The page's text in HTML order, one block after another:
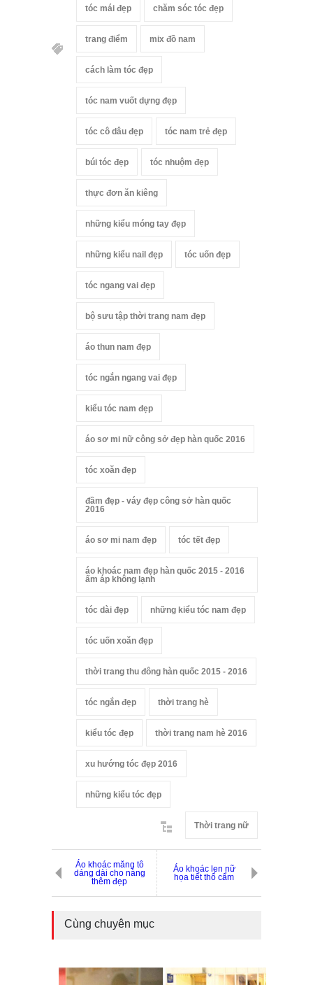
tóc mái đẹp chăm sóc tóc đẹp
trang điểm mix đồ nam
cách làm tóc đẹp
tóc nam vuốt dựng đẹp
tóc cô dâu đẹp tóc nam trẻ đẹp
búi tóc đẹp tóc nhuộm đẹp
thực đơn ăn kiêng
những kiểu móng tay đẹp
những kiểu nail đẹp tóc uốn đẹp
tóc ngang vai đẹp
bộ sưu tập thời trang nam đẹp
áo thun nam đẹp
tóc ngắn ngang vai đẹp
kiểu tóc nam đẹp
áo sơ mi nữ công sở đẹp hàn quốc 2016
tóc xoăn đẹp
đầm đẹp - váy đẹp công sở hàn quốc
2016
áo sơ mi nam đẹp tóc tết đẹp
áo khoác nam đẹp hàn quốc 2015 - 2016
ấm áp không lạnh
tóc dài đẹp những kiểu tóc nam đẹp
tóc uốn xoăn đẹp
thời trang thu đông hàn quốc 2015 - 2016
tóc ngắn đẹp thời trang hè
kiểu tóc đẹp thời trang nam hè 2016
xu hướng tóc đẹp 2016
những kiểu tóc đẹp
Thời trang nữ
Áo khoác măng tô
dáng dài cho nàng
thêm đẹp
Áo khoác len nữ
họa tiết thổ cẩm
Cùng chuyên mục